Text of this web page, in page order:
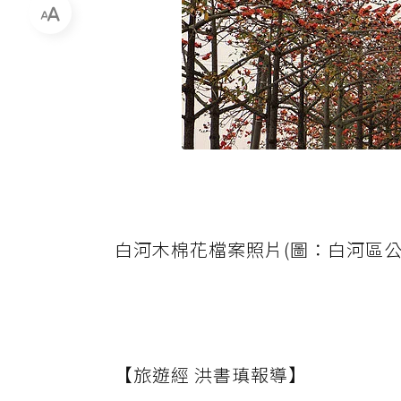
白河木棉花檔案照片(圖：白河區
【旅遊經 洪書瑱報導】